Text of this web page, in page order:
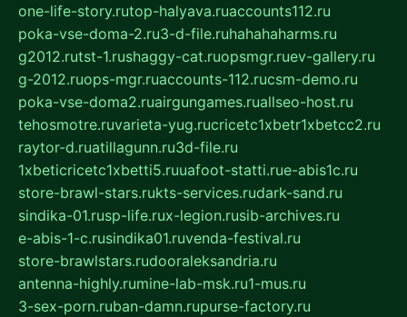
one-life-story.rutop-halyava.ruaccounts112.ru
poka-vse-doma-2.ru3-d-file.ruhahahaharms.ru
g2012.rutst-1.rushaggy-cat.ruopsmgr.ruev-gallery.ru
g-2012.ruops-mgr.ruaccounts-112.rucsm-demo.ru
poka-vse-doma2.ruairgungames.ruallseo-host.ru
tehosmotre.ruvarieta-yug.rucricetc1xbetr1xbetcc2.ru
raytor-d.ruatillagunn.ru3d-file.ru
1xbeticricetc1xbetti5.ruuafoot-statti.rue-abis1c.ru
store-brawl-stars.rukts-services.rudark-sand.ru
sindika-01.rusp-life.rux-legion.rusib-archives.ru
e-abis-1-c.rusindika01.ruvenda-festival.ru
store-brawlstars.rudooraleksandria.ru
antenna-highly.rumine-lab-msk.ru1-mus.ru
3-sex-porn.ruban-damn.rupurse-factory.ru